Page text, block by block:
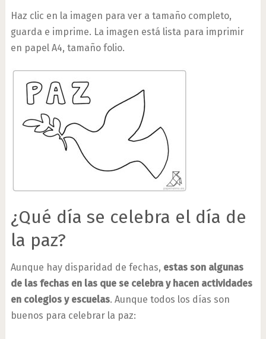
Haz clic en la imagen para ver a tamaño completo,
guarda e imprime. La imagen está lista para imprimir
en papel A4, tamaño folio.
¿Qué día se celebra el día de
la paz?
Aunque hay disparidad de fechas, estas son algunas
de las fechas en las que se celebra y hacen actividades
en colegios y escuelas. Aunque todos los días son
buenos para celebrar la paz: